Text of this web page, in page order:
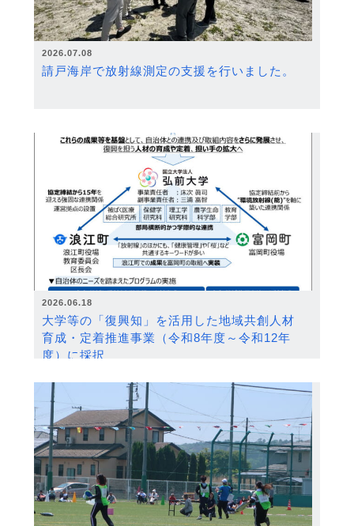
2026.07.08
請戸海岸で放射線測定の支援を行いました。
2026.06.18
大学等の「復興知」を活用した地域共創人材
育成・定着推進事業（令和8年度～令和12年
度）に採択